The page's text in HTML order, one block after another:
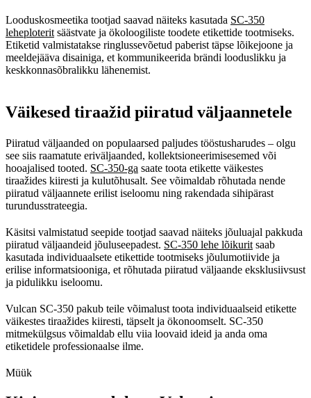
Looduskosmeetika tootjad saavad näiteks kasutada SC-350
leheploterit säästvate ja ökoloogiliste toodete etikettide tootmiseks.
Etiketid valmistatakse ringlussevõetud paberist täpse lõikejoone ja
meeldejääva disainiga, et kommunikeerida brändi looduslikku ja
keskkonnasõbralikku lähenemist.
Väikesed tiraažid piiratud väljaannetele
Piiratud väljaanded on populaarsed paljudes tööstusharudes – olgu
see siis raamatute eriväljaanded, kollektsioneerimisesemed või
hooajalised tooted. SC-350-ga saate toota etikette väikestes
tiraažides kiiresti ja kulutõhusalt. See võimaldab rõhutada nende
piiratud väljaannete erilist iseloomu ning rakendada sihipärast
turundusstrateegia.
Käsitsi valmistatud seepide tootjad saavad näiteks jõuluajal pakkuda
piiratud väljaandeid jõuluseepadest. SC-350 lehe lõikurit saab
kasutada individuaalsete etikettide tootmiseks jõulumotiivide ja
erilise informatsiooniga, et rõhutada piiratud väljaande eksklusiivsust
ja pidulikku iseloomu.
Vulcan SC-350 pakub teile võimalust toota individuaalseid etikette
väikestes tiraažides kiiresti, täpselt ja ökonoomselt. SC-350
mitmekülgsus võimaldab ellu viia loovaid ideid ja anda oma
etiketidele professionaalse ilme.
Müük